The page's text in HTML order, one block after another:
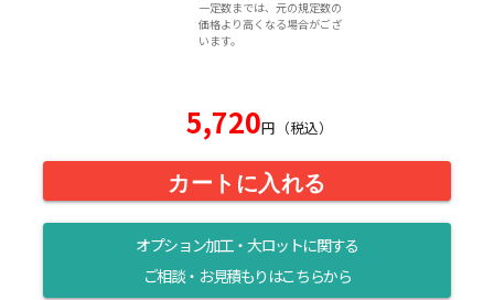
一定数までは、元の規定数の
価格より高くなる場合がござ
います。
5,720円（税込）
カートに入れる
オプション加工・大ロットに関する
ご相談・お見積もりはこちらから